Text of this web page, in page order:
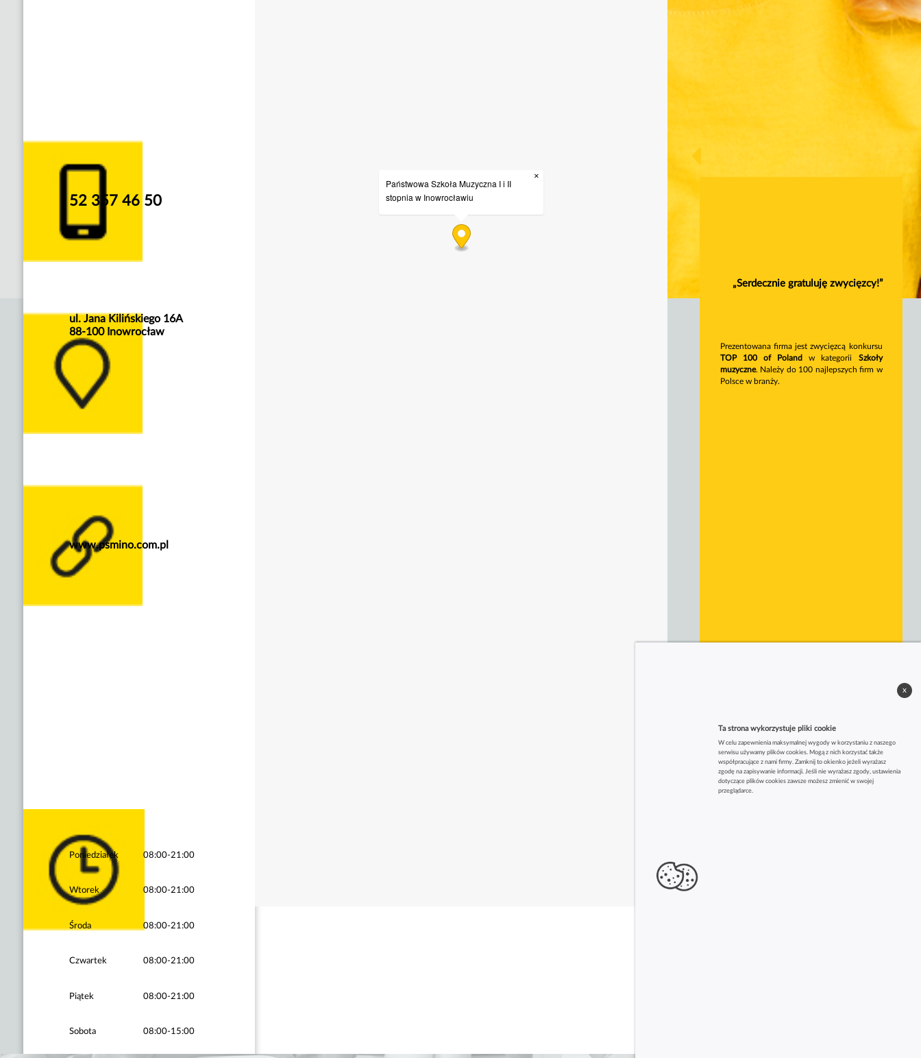
52 357 46 50
ul. Jana Kilińskiego 16A
88-100 Inowrocław
www.psmino.com.pl
Poniedziałek 08:00-21:00
Wtorek 08:00-21:00
Środa 08:00-21:00
Czwartek 08:00-21:00
Piątek 08:00-21:00
Sobota 08:00-15:00
Państwowa Szkoła Muzyczna I i II
stopnia w Inowrocławiu
×
„Serdecznie gratuluję zwycięzcy!”
Prezentowana firma jest zwycięzcą konkursu
TOP 100 of Poland
w kategorii Szkoły
muzyczne. Należy do 100 najlepszych firm w
Polsce w branży.
Ta strona wykorzystuje pliki cookie
W celu zapewnienia maksymalnej wygody w korzystaniu z naszego
serwisu używamy plików cookies. Mogą z nich korzystać także
współpracujące z nami firmy. Zamknij to okienko jeżeli wyrażasz
zgodę na zapisywanie informacji. Jeśli nie wyrażasz zgody, ustawienia
dotyczące plików cookies zawsze możesz zmienić w swojej
przeglądarce.
x